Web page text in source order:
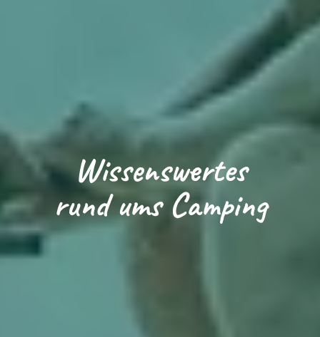
Wissenswertes
rund ums Camping
Loading...